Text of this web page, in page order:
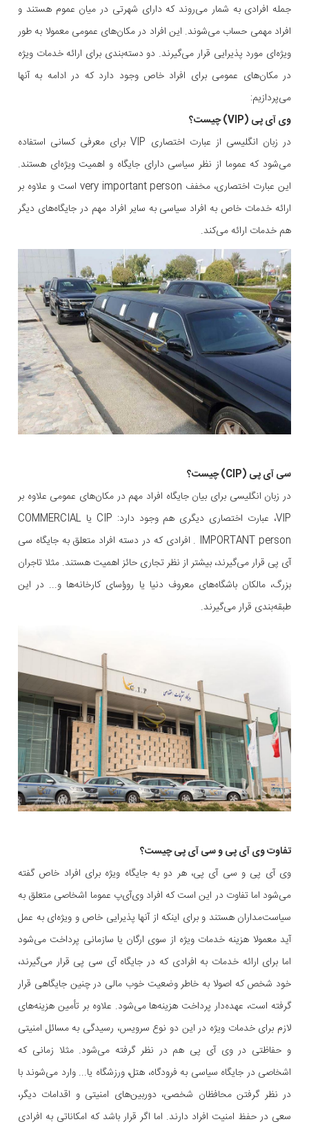
جمله افرادی به شمار می‌روند که دارای شهرتی در میان عموم هستند و
افراد مهمی حساب می‌شوند. این افراد در مکان‌های عمومی معمولا به طور
ویژه‌ای مورد پذیرایی قرار می‌گیرند. دو دسته‌بندی برای ارائه خدمات ویژه
در مکان‌های عمومی برای افراد خاص وجود دارد که در ادامه به آنها
می‌پردازیم:
وی‌ آی پی (VIP) چیست؟
در زبان انگلیسی از عبارت اختصاری VIP برای معرفی کسانی استفاده
می‌شود که عموما از نظر سیاسی دارای جایگاه و اهمیت ویژه‌ای هستند.
این عبارت اختصاری، مخفف very important person است و علاوه بر
ارائه خدمات خاص به افراد سیاسی به سایر افراد مهم در جایگاه‌های دیگر
هم خدمات ارائه می‌کند.
سی آی پی (CIP) چیست؟
در زبان انگلیسی برای بیان جایگاه افراد مهم در مکان‌های عمومی علاوه بر
VIP، عبارت اختصاری دیگری هم وجود دارد: CIP یا COMMERCIAL
IMPORTANT person . افرادی که در دسته افراد متعلق به جایگاه سی
آی پی قرار می‌گیرند، بیشتر از نظر تجاری حائز اهمیت هستند. مثلا تاجران
بزرگ، مالکان باشگاه‌های معروف دنیا یا روؤسای کارخانه‌ها و... در این
طبقه‌بندی قرار می‌گیرند.
تفاوت وی آی پی و سی آی پی چیست؟
وی آی پی و سی آی پی، هر دو به جایگاه ویژه برای افراد خاص گفته
می‌شود اما تفاوت در این است که افراد وی‌آی‌پ عموما اشخاصی متعلق به
سیاست‌مداران هستند و برای اینکه از آنها پذیرایی خاص و ویژه‌ای به عمل
آید معمولا هزینه خدمات ویژه از سوی ارگان یا سازمانی پرداخت می‌شود
اما برای ارائه خدمات به افرادی که در جایگاه آی سی پی قرار می‌گیرند،
خود شخص که اصولا به خاطر وضعیت خوب مالی در چنین جایگاهی قرار
گرفته است، عهده‌دار پرداخت هزینه‌ها می‌شود. علاوه بر تأمین هزینه‌های
لازم برای خدمات ویژه در این دو نوع سرویس، رسیدگی به مسائل امنیتی
و حفاظتی در وی آی پی هم در نظر گرفته می‌شود. مثلا زمانی که
اشخاصی در جایگاه سیاسی به فرودگاه، هتل، ورزشگاه یا... وارد می‌شوند با
در نظر گرفتن محافظان شخصی، دوربین‌های امنیتی و اقدامات دیگر،
سعی در حفظ امنیت افراد دارند. اما اگر قرار باشد که امکاناتی به افرادی